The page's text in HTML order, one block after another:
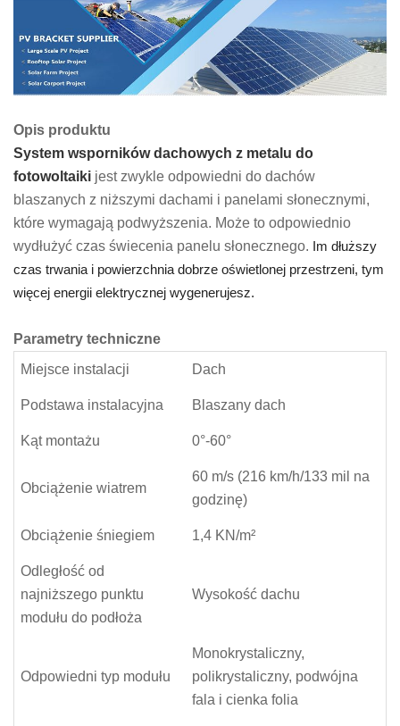
Opis produktu
System wsporników dachowych z metalu do
fotowoltaiki jest zwykle odpowiedni do dachów
blaszanych z niższymi dachami i panelami słonecznymi,
które wymagają podwyższenia. Może to odpowiednio
wydłużyć czas świecenia panelu słonecznego. Im dłuższy
czas trwania i powierzchnia dobrze oświetlonej przestrzeni, tym
więcej energii elektrycznej wygenerujesz.
Parametry techniczne
Miejsce instalacji
Dach
Podstawa instalacyjna Blaszany dach
Kąt montażu 0°-60°
Obciążenie wiatrem
60 m/s (216 km/h/133 mil na
godzinę)
Obciążenie śniegiem 1,4 KN/m²
Odległość od
najniższego punktu
modułu do podłoża
Wysokość dachu
Odpowiedni typ modułu
Monokrystaliczny,
polikrystaliczny, podwójna
fala i cienka folia